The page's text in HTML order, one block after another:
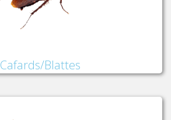
Cafards/Blattes